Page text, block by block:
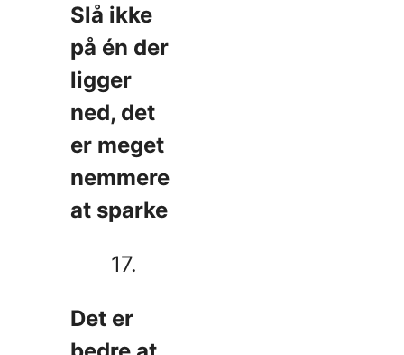
Slå ikke
på én der
ligger
ned, det
er meget
nemmere
at sparke
17.
Det er